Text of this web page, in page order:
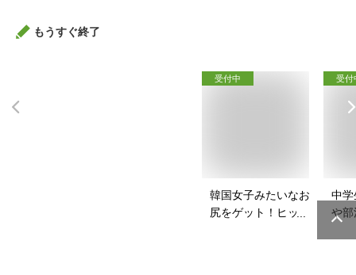
もうすぐ終了
受付中
韓国女子みたいなお
尻をゲット！ヒップ
受付
中学
や部